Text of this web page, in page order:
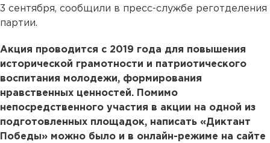
3 сентября, сообщили в пресс-службе реготделения
партии.
Акция проводится с 2019 года для повышения
исторической грамотности и патриотического
воспитания молодежи, формирования
нравственных ценностей. Помимо
непосредственного участия в акции на одной из
подготовленных площадок, написать «Диктант
Победы» можно было и в онлайн-режиме на сайте